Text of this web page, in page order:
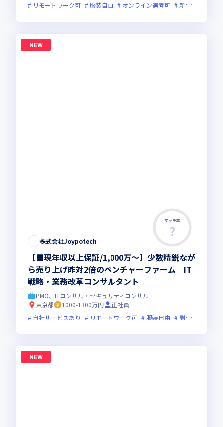
リモートワーク可 服装自由 オンライン選考可 新規立ち上げ
NEW
マッチ率
株式会社Joypotech
【■現年収以上保証/1,000万～】少数精鋭なが
ら売り上げ昨対2倍のベンチャーファーム｜IT
戦略・業務改革コンサルタント
PMO、ITコンサル・セキュリティコンサル
東京都
1000-1300万円
正社員
自社サービスあり
リモートワーク可 服装自由 副業可
NEW